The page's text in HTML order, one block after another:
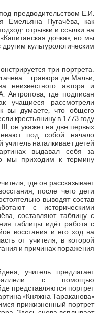
предводительством Е.И.
Емельяна Пугачёва, как
отрывки и ссылки на
дочка», но мы
культурологическим
три портрета:
– гравюра де Мальи,
неизвестного автора и
Антропова, где подписан
учащиеся рассмотрели
вы думаете, что общего
крестьянину в 1773 году
он укажет на две первых
под собой начало
учитель наталкивает детей
выдавал себя за
мы приходим к термину
где он рассказывает
после чего дети
выводят состав
с историческими
составляют таблицу с
таблицы идёт работа с
восстания и его ход на
от учителя, в которой
и причинах поражения
учитель предлагает
с помощью
представляются портрет
«Княжна Тараканова»
прижизненный портрет